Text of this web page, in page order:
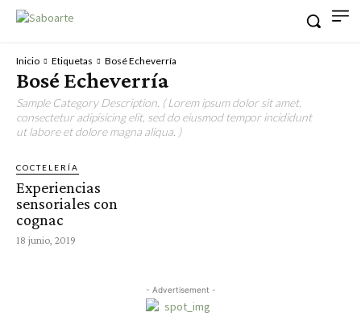
Inicio Etiquetas Bosé Echeverría
Bosé Echeverría
Sample Category Description. ( Lorem ipsum dolor sit amet,
consectetur adipisicing elit, sed do eiusmod tempor incididunt
ut labore et dolore magna aliqua. )
COCTELERÍA
Experiencias
sensoriales con
cognac
18 junio, 2019
- Advertisement -